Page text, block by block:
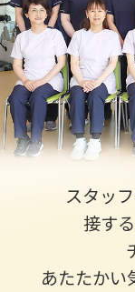
スタッ
接す
あたたかい